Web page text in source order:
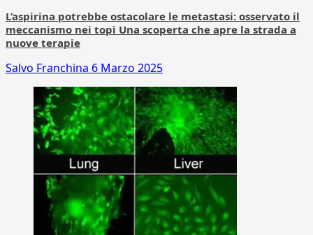
L’aspirina potrebbe ostacolare le metastasi: osservato il
meccanismo nei topi Una scoperta che apre la strada a
nuove terapie
Salvo Franchina 6 Marzo 2025